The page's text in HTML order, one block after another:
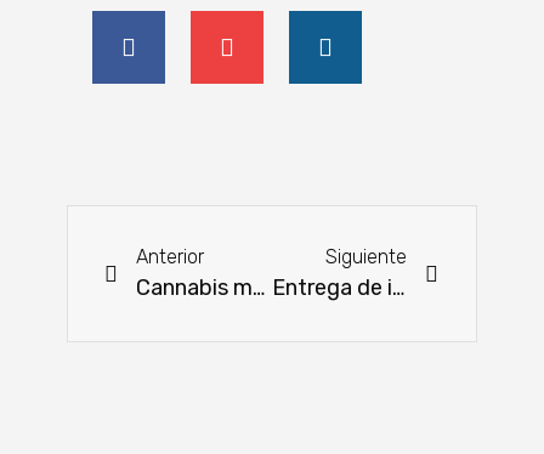
Anterior
Cannabis medicinal: nuevas estrategias para el mercado internacional
Siguiente
Entrega de insumos veterinarios y asistencia técnica en Sapucai